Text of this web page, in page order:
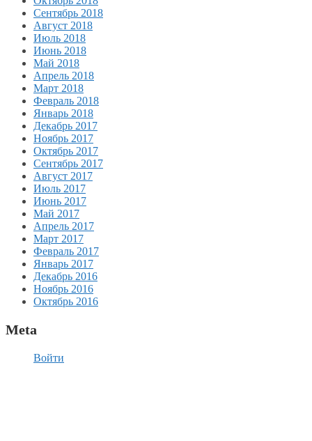
Сентябрь 2018
Август 2018
Июль 2018
Июнь 2018
Май 2018
Апрель 2018
Март 2018
Февраль 2018
Январь 2018
Декабрь 2017
Ноябрь 2017
Октябрь 2017
Сентябрь 2017
Август 2017
Июль 2017
Июнь 2017
Май 2017
Апрель 2017
Март 2017
Февраль 2017
Январь 2017
Декабрь 2016
Ноябрь 2016
Октябрь 2016
Meta
Войти